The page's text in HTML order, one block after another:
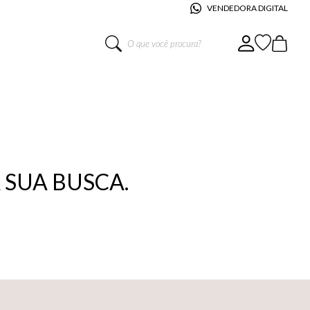
VENDEDORA DIGITAL
O que você procura?
BUSCA.